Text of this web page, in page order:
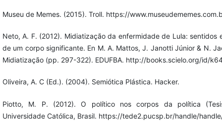
Museu de Memes. (2015). Troll. https://
Neto, A. F. (2012). Midiatização da enfermidade de Lula: sentidos
de um corpo significante. En M. A. Mattos, J. Janotti Júnior & N.
Midiatização (pp. 297-322). EDUFBA. http://books.scielo.org/id/
Oliveira, A. C (Ed.). (2004). Semiótica Plástica. Hacker.
Piotto, M. P. (2012). O político nos corpos da política
Universidade Católica, Brasil. https://tede2.pucsp.br/handle/